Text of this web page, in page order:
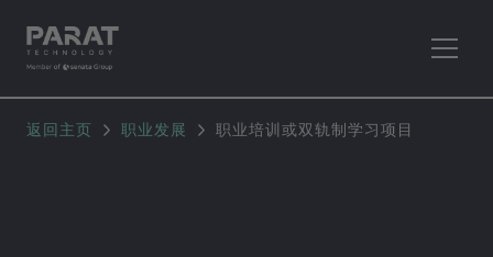
返回主页 职业发展 职业培训或双轨制学习项目